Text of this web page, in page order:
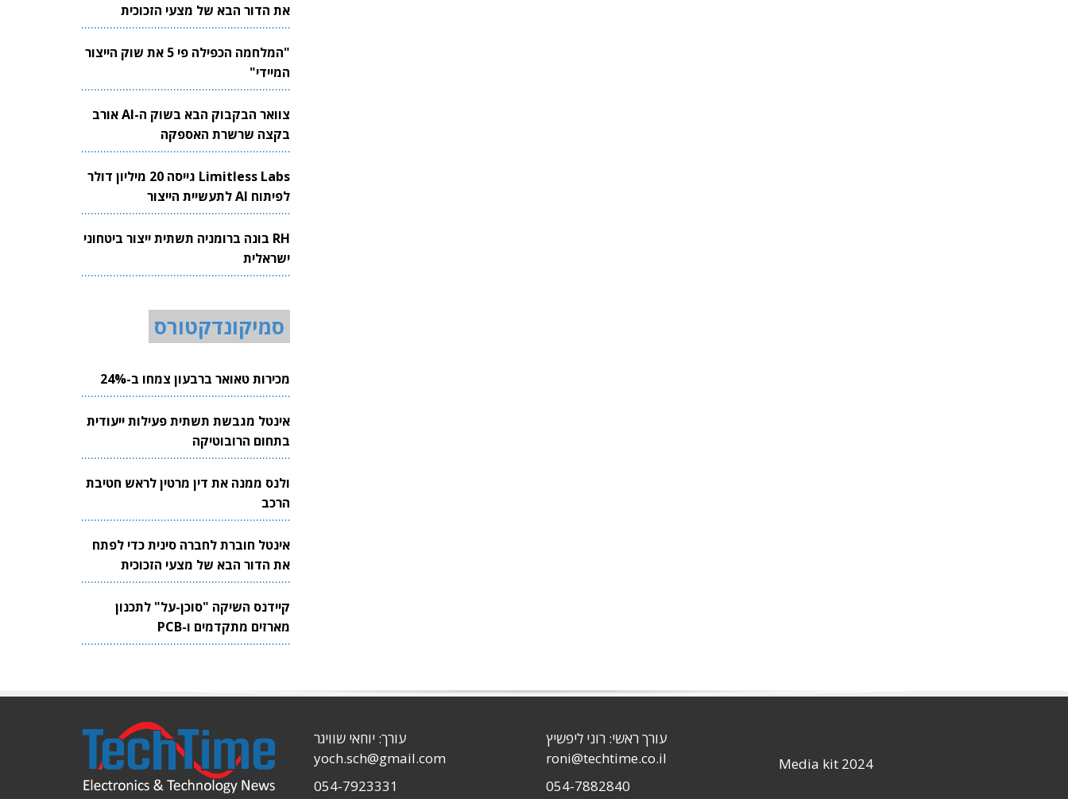
את הדור הבא של מצעי הזכוכית
לשבבים
"המלחמה הכפילה פי 5 את שוק הייצור
המיידי"
צוואר הבקבוק הבא בשוק ה-AI אורב
בקצה שרשרת האספקה
Limitless Labs גייסה 20 מיליון דולר
לפיתוח AI לתעשיית הייצור
RH בונה ברומניה תשתית ייצור ביטחוני
ישראלית
סמיקונדקטורס
מכירות טאואר ברבעון צמחו ב-24%
אינטל מגבשת תשתית פעילות ייעודית
בתחום הרובוטיקה
ולנס ממנה את דין מרטין לראש חטיבת
הרכב
אינטל חוברת לחברה סינית כדי לפתח
את הדור הבא של מצעי הזכוכית
לשבבים
קיידנס השיקה "סוכן-על" לתכנון
מארזים מתקדמים ו-PCB
Media kit 2024
עורך ראשי: רוני ליפשיץ
roni@techtime.co.il
054-7882840
עורך: יוחאי שוויגר
yoch.sch@gmail.com
054-7923331